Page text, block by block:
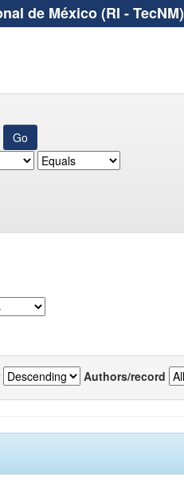
de México (RI - TecNM)
Authors/record